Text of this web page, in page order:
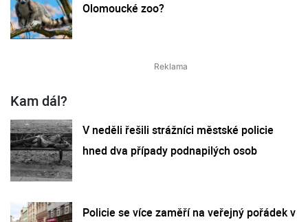
Olomoucké zoo?
Kam dál?
V neděli řešili strážníci městské policie
hned dva případy podnapilých osob
Policie se více zaměří na veřejný pořádek v